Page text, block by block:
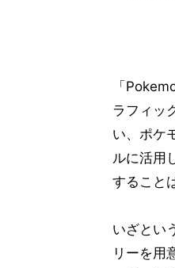
「
ラフィッ
い、ポケ
ルに活用
すること
いざとい
リーを用